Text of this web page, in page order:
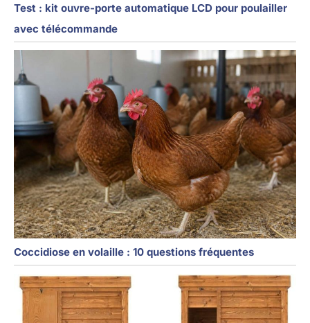
Test : kit ouvre-porte automatique LCD pour poulailler
avec télécommande
Coccidiose en volaille : 10 questions fréquentes